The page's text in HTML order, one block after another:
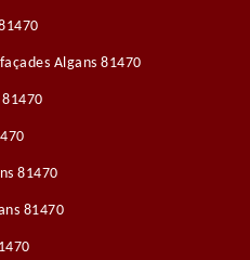
Algans 81470
81470
81470